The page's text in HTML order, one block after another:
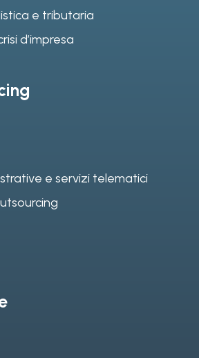
e tributaria
d’impresa
e servizi telematici